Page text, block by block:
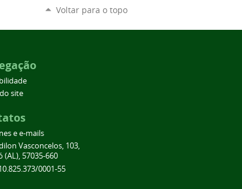
Voltar para o topo
site
e e-mails
Vasconcelos, 103,
(AL), 57035-660
0001-55